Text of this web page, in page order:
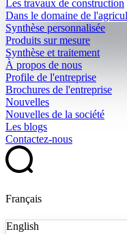
Les travaux de construction
Dans le domaine de
Synthèse personnalisée
Produits sur mesure
Synthèse et traitement
À propos de nous
Profile de l'entreprise
Brochures de l'entreprise
Nouvelles
Nouvelles de la société
Les blogs
Contactez-nous
Français
English